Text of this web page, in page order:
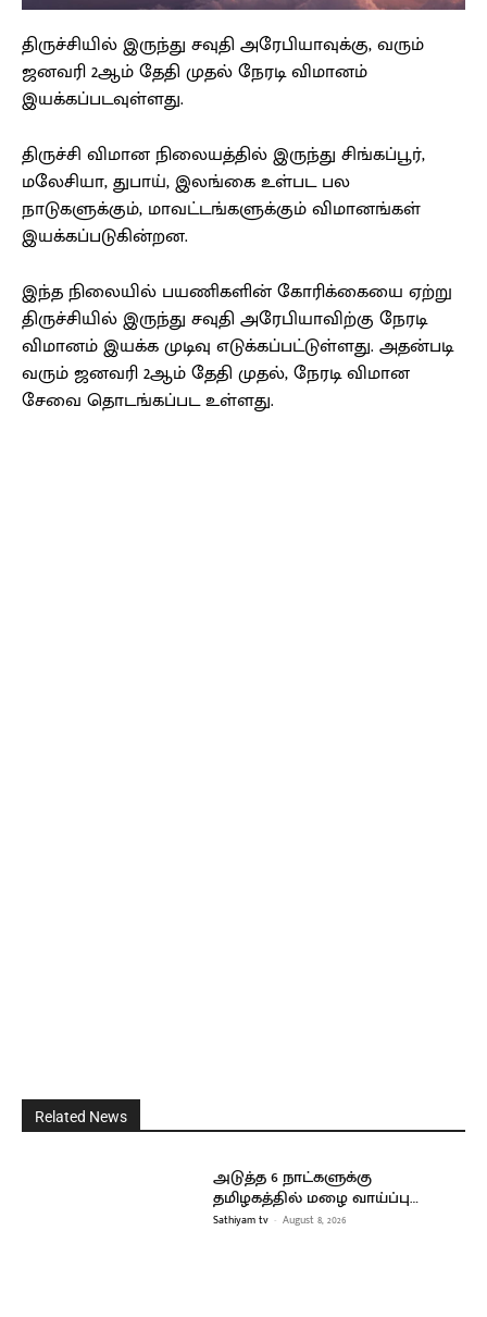
திருச்சியில் இருந்து சவுதி அரேபியாவுக்கு, வரும்
ஜனவரி 2ஆம் தேதி முதல் நேரடி விமானம்
இயக்கப்படவுள்ளது.
திருச்சி விமான நிலையத்தில் இருந்து சிங்கப்பூர்,
மலேசியா, துபாய், இலங்கை உள்பட பல
நாடுகளுக்கும், மாவட்டங்களுக்கும் விமானங்கள்
இயக்கப்படுகின்றன.
இந்த நிலையில் பயணிகளின் கோரிக்கையை ஏற்று
திருச்சியில் இருந்து சவுதி அரேபியாவிற்கு நேரடி
விமானம் இயக்க முடிவு எடுக்கப்பட்டுள்ளது. அதன்படி
வரும் ஜனவரி 2ஆம் தேதி முதல், நேரடி விமான
சேவை தொடங்கப்பட உள்ளது.
Related News
அடுத்த 6 நாட்களுக்கு
தமிழகத்தில் மழை வாய்ப்பு…
Sathiyam tv - August 8, 2026